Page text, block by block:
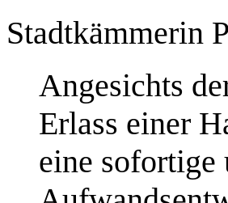
Stadtkämmerin
Angesichts
Erlass einer
eine sofortige